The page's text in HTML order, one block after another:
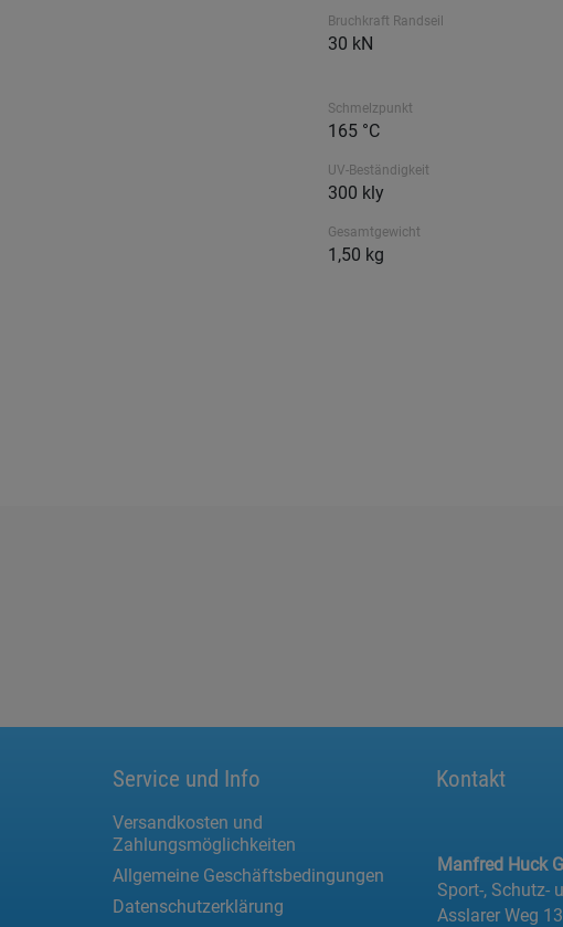
Bruchkraft Randseil
30 kN
Schmelzpunkt
165 °C
UV-Beständigkeit
300 kly
Gesamtgewicht
1,50 kg
Service und Info
Versandkosten und
Zahlungsmöglichkeiten
Allgemeine Geschäftsbedingungen
Datenschutzerklärung
Kontakt
Manfred Huck
Sport-, Schutz-
Asslarer Weg